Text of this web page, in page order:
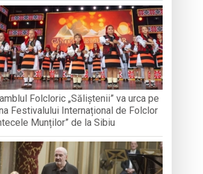
„Legături Literare”
culturale
Folcloric „Săliștenii” va urca pe
Festivalului Internațional de Folclor
Munților” de la Sibiu